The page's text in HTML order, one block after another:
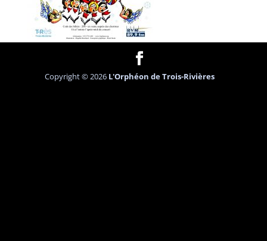
Copyright © 2026 L'Orphéon de Trois-Rivières